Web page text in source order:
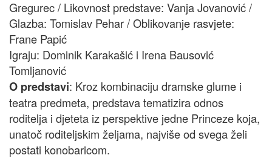
Gregurec / Likovnost predstave: Vanja Jovanović /
Glazba: Tomislav Pehar / Oblikovanje rasvjete:
Frane Papić
Igraju: Dominik Karakašić i Irena Bausović
Tomljanović
O predstavi: Kroz kombinaciju dramske glume i
teatra predmeta, predstava tematizira odnos
roditelja i djeteta iz perspektive jedne Princeze koja,
unatoč roditeljskim željama, najviše od svega želi
postati konobaricom.